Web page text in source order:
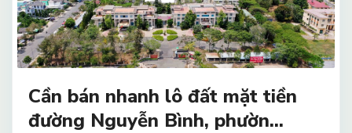
Cần bán nhanh lô đất mặt tiền
đường Nguyễn Bình, phườn...